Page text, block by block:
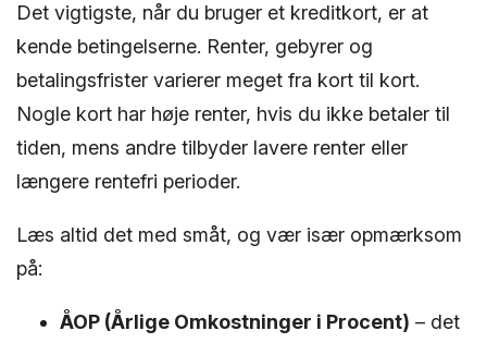
Det vigtigste, når du bruger et kreditkort, er at
kende betingelserne. Renter, gebyrer og
betalingsfrister varierer meget fra kort til kort.
Nogle kort har høje renter, hvis du ikke betaler til
tiden, mens andre tilbyder lavere renter eller
længere rentefri perioder.
Læs altid det med småt, og vær især opmærksom
på:
ÅOP (Årlige Omkostninger i Procent) – det